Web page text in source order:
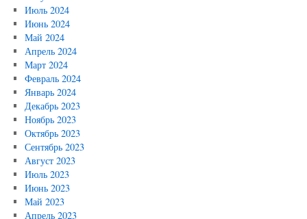
Июль 2024
Июнь 2024
Май 2024
Апрель 2024
Март 2024
Февраль 2024
Январь 2024
Декабрь 2023
Ноябрь 2023
Октябрь 2023
Сентябрь 2023
Август 2023
Июль 2023
Июнь 2023
Май 2023
Апрель 2023